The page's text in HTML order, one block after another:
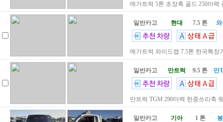
메가트럭 5톤 초장축 골드 250마력
일반카고 현대 7.5 톤
메가트럭 와이드캡 7.5톤 한국특장
일반카고 만트럭 9.5 톤 만
만트럭 TGM 290마력 한중쓰리축
일반카고 기아 1 톤